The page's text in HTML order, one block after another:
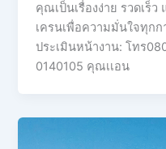
คุณเป็นเรื่องง่าย รวดเร็
เครนเพื่อความมั่นใจทุกก
ประเมินหน้างาน: โทร
0140105 คุณเเอน